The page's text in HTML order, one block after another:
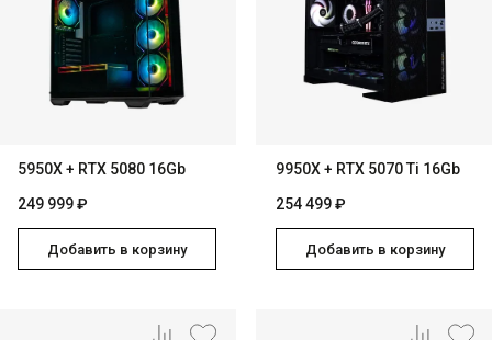
5950X + RTX 5080 16Gb
249 999 ₽
Добавить в корзину
9950X + RTX 5070 Ti 16Gb
254 499 ₽
Добавить в корзину